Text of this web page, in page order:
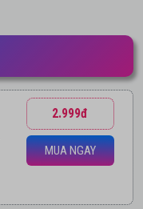
2.999đ
MUA NGAY